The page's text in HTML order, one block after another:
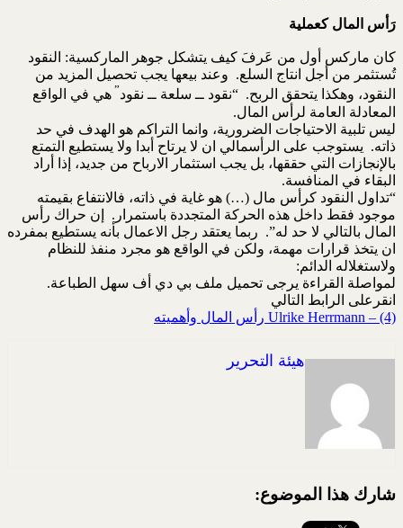
رَأس المال كعملية
كان ماركس أول من عَرفَ كيف يتشكل جوهر الماركسية: النقود
تُستثمر من أجل انتاج السلع. وعند بيعها يجب تحصيل المزيد من
النقود، وهكذا يتحقق الربح. “نقود ــ سلعة ــ نقود” هي في الواقع
المعادلة العامة لرأس المال.
ليس تلبية الاحتياجات الضرورية، وانما التراكم هو الهدف في حد
ذاته. يستوجب على الرأسمالي ان لا يرتاح أبدا ولا يستطيع التمتع
بالإنجازات التي حققها، بل يجب استثمار الارباح من جديد، إذا أراد
البقاء في المنافسة.
“تداول النقود كرأس مال (…) هو غاية في ذاته، فالانتفاع بقيمته
موجود فقط داخل هذه الحركة المتجددة باستمرار. إن حراك رأس
المال بالتالي لا حد له”. ربما يعتقد رجل الاعمال بأنه يستطيع بمفرده
ان يتخذ قرارات مهمة، ولكن في الواقع هو مجرد منفذ للنظام
ولاستغلاله الدائم:
لمواصلة القراءة يرجى تحميل ملف بي دي أف سهل الطباعة.
انقرعلى الرابط التالي
Ulrike Herrmann – (4) رأس المال وأهميته
هيئة التحرير
شارك هذا الموضوع: